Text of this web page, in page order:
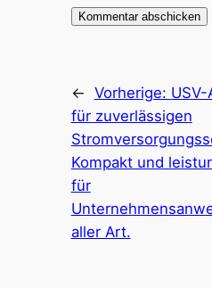
← Vorherige: USV-
für zuverlässigen
Kompakt und
für
aller Art.